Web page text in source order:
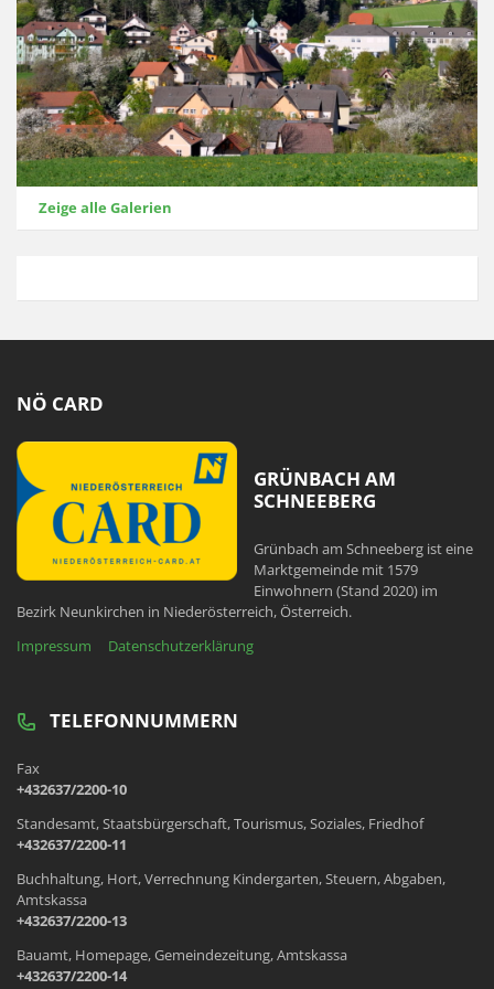
Zeige alle Galerien
NÖ CARD
GRÜNBACH AM
SCHNEEBERG
Grünbach am Schneeberg ist eine
Marktgemeinde mit 1579
Einwohnern (Stand 2020) im
Bezirk Neunkirchen in Niederösterreich, Österreich.
Impressum
Datenschutzerklärung
TELEFONNUMMERN
Fax
+432637/2200-10
Standesamt, Staatsbürgerschaft, Tourismus, Soziales, Friedhof
+432637/2200-11
Buchhaltung, Hort, Verrechnung Kindergarten, Steuern, Abgaben,
Amtskassa
+432637/2200-13
Bauamt, Homepage, Gemeindezeitung, Amtskassa
+432637/2200-14